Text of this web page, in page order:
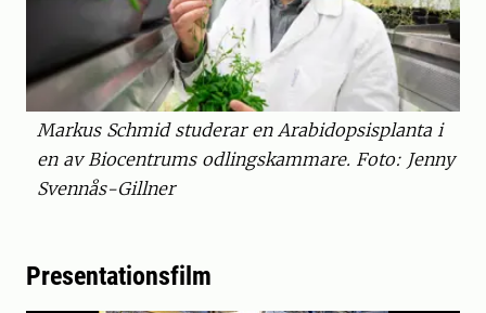
Markus Schmid studerar en Arabidopsisplanta i
en av Biocentrums odlingskammare. Foto: Jenny
Svennås-Gillner
Presentationsfilm